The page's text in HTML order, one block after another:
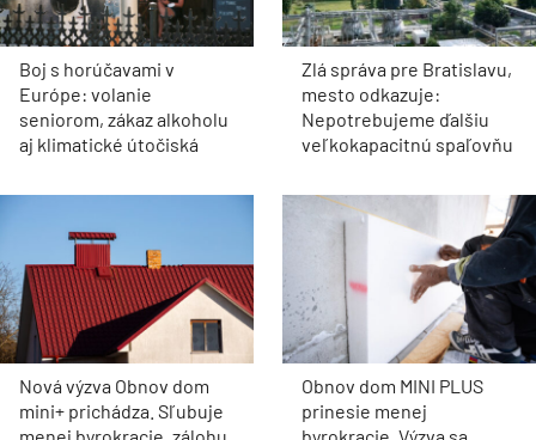
Boj s horúčavami v
Európe: volanie
seniorom, zákaz alkoholu
aj klimatické útočiská
Zlá správa pre Bratislavu,
mesto odkazuje:
Nepotrebujeme ďalšiu
veľkokapacitnú spaľovňu
Nová výzva Obnov dom
mini+ prichádza. Sľubuje
Obnov dom MINI PLUS
prinesie menej